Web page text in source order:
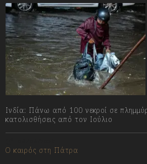
Ινδία: Πάνω από 100 νεκροί σε
κατολισθήσεις από τον Ιούλιο
Ο καιρός στη Πάτρα